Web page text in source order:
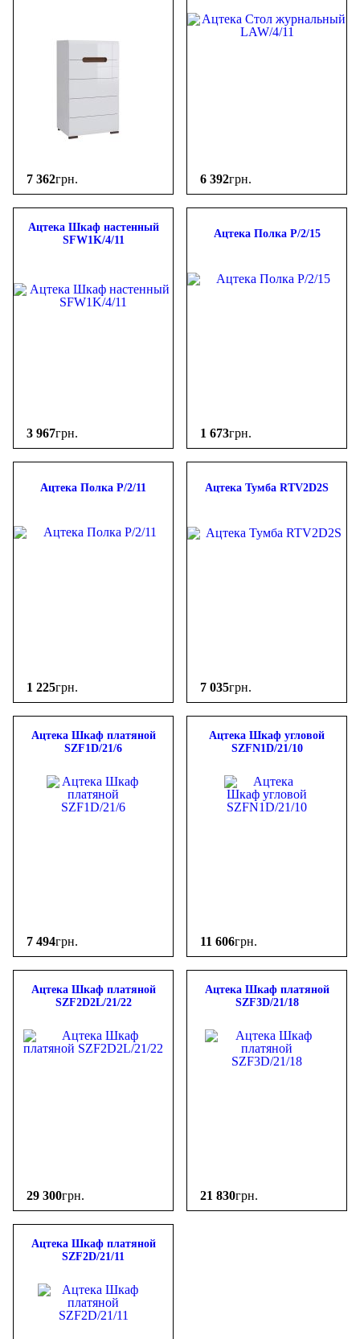
7 362грн. 6 392грн.
Ацтека Шкаф настенный
SFW1K/4/11
3 967грн.
Ацтека Полка P/2/15
1 673грн.
Ацтека Полка P/2/11
1 225грн.
Ацтека Тумба RTV2D2S
7 035грн.
Ацтека Шкаф платяной
SZF1D/21/6
7 494грн.
Ацтека Шкаф угловой
SZFN1D/21/10
11 606грн.
Ацтека Шкаф платяной
SZF2D2L/21/22
29 300грн.
Ацтека Шкаф платяной
SZF3D/21/18
21 830грн.
Ацтека Шкаф платяной
SZF2D/21/11